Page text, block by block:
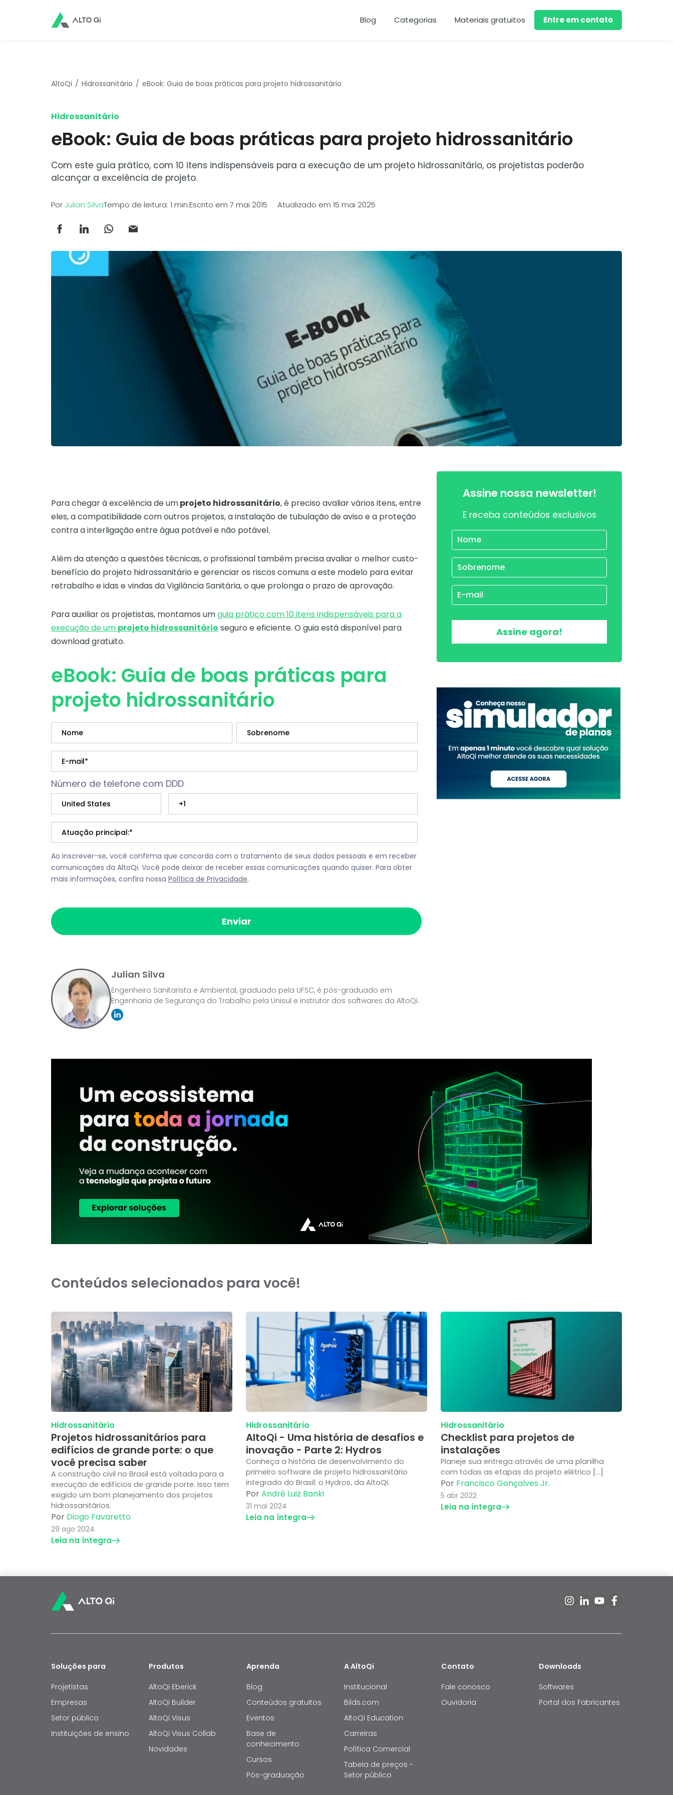
Blog Categorias Materiais gratuitos Entre em contato
AltoQi Hidrossanitário eBook: Guia de boas práticas para projeto hidrossanitário
Hidrossanitário
eBook: Guia de boas práticas para projeto hidrossanitário
Com este guia prático, com 10 itens indispensáveis para a execução de um projeto hidrossanitário, os projetistas poderão
alcançar a excelência de projeto.
Por Julian SilvaTempo de leitura: 1 min.Escrito em 7 mai 2015 Atualizado em 15 mai 2025
Para chegar à excelência de umprojeto hidrossanitário, é preciso avaliar vários itens, entre
eles, a compatibilidade com outros projetos, a instalação de tubulação de aviso e a proteção
contra a interligação entre água potável e não potável.
Além da atenção a questões técnicas, o profissional também precisa avaliar o melhor custo-
benefício do projeto hidrossanitário e gerenciar os riscos comuns a este modelo para evitar
retrabalho e idas e vindas da Vigilância Sanitária, o que prolonga o prazo de aprovação.
Para auxiliar os projetistas, montamos umguia prático com 10 itens indispensáveis para a
execução de um projeto hidrossanitário seguro e eficiente. O guia está disponível para
download gratuito.
eBook: Guia de boas práticas para
projeto hidrossanitário
Número de telefone com DDD
Ao inscrever-se, você confirma que concorda com o tratamento de seus dados pessoais e em receber
comunicações da AltoQi. Você pode deixar de receber essas comunicações quando quiser. Para obter
mais informações, confira nossa Política de Privacidade.
Julian Silva
Engenheiro Sanitarista e Ambiental, graduado pela UFSC, é pós-graduado em
Engenharia de Segurança do Trabalho pela Unisul e instrutor dos softwares da AltoQi.
Assine nossa newsletter!
E receba conteúdos exclusivos
Conteúdos selecionados para você!
Hidrossanitário
Projetos hidrossanitários para
edifícios de grande porte: o que
você precisa saber
A construção civil no Brasil está voltada para a
execução de edifícios de grande porte. Isso tem
exigido um bom planejamento dos projetos
hidrossanitários.
Por Diogo Favaretto
29 ago 2024
Leia na íntegra
Hidrossanitário
AltoQi - Uma história de desafios e
inovação - Parte 2: Hydros
Conheça a história de desenvolvimento do
primeiro software de projeto hidrossanitário
integrado do Brasil: o Hydros, da AltoQi.
PorAndré Luiz Banki
31 mai 2024
Leia na íntegra
Hidrossanitário
Checklist para projetos de
instalações
Planeje sua entrega através de uma planilha
com todas as etapas do projeto elétrico […]
Por Francisco Gonçalves Jr.
5 abr 2022
Leia na íntegra
Soluções para
Projetistas
Empresas
Setor público
Instituições de ensino
Produtos
AltoQi Eberick
AltoQi Builder
AltoQi Visus
AltoQi Visus Collab
Novidades
Aprenda
Blog
Conteúdos gratuitos
Eventos
Base de
conhecimento
Cursos
Pós-graduação
A AltoQi
Institucional
Bilds.com
AltoQi Education
Carreiras
Política Comercial
Tabela de preços -
Setor público
Contato
Fale conosco
Ouvidoria
Downloads
Softwares
Portal dos Fabricantes